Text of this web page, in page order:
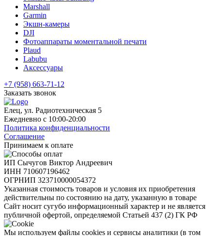
Marshall
Garmin
Экшн-камеры
DJI
Фотоаппараты моментальной печати
Plaud
Labubu
Аксессуары
+7 (958) 663-71-12
Заказать звонок
Елец, ул. Радиотехническая 5
Ежедневно с 10:00-20:00
Политика конфиденциальности
Соглашение
Принимаем к оплате
ИП Сычугов Виктор Андреевич
ИНН 710607196462
ОГРНИП 323710000054372
Указанная стоимость товаров и условия их приобретения
действительны по состоянию на дату, указанную в товаре
Сайт носит сугубо информационный характер и не является
публичной офертой, определяемой Статьей 437 (2) ГК РФ
Мы используем файлы cookies и сервисы аналитики (в том